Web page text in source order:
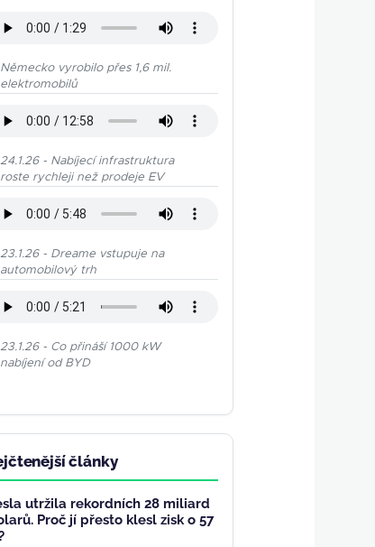
Německo vyrobilo přes 1,6 mil.
elektromobilů
24.1.26 - Nabíjecí infrastruktura
roste rychleji než prodeje EV
23.1.26 - Dreame vstupuje na
automobilový trh
23.1.26 - Co přináší 1000 kW
nabíjení od BYD
články
utržila rekordních 28 miliard
Proč jí přesto klesl zisk o 57